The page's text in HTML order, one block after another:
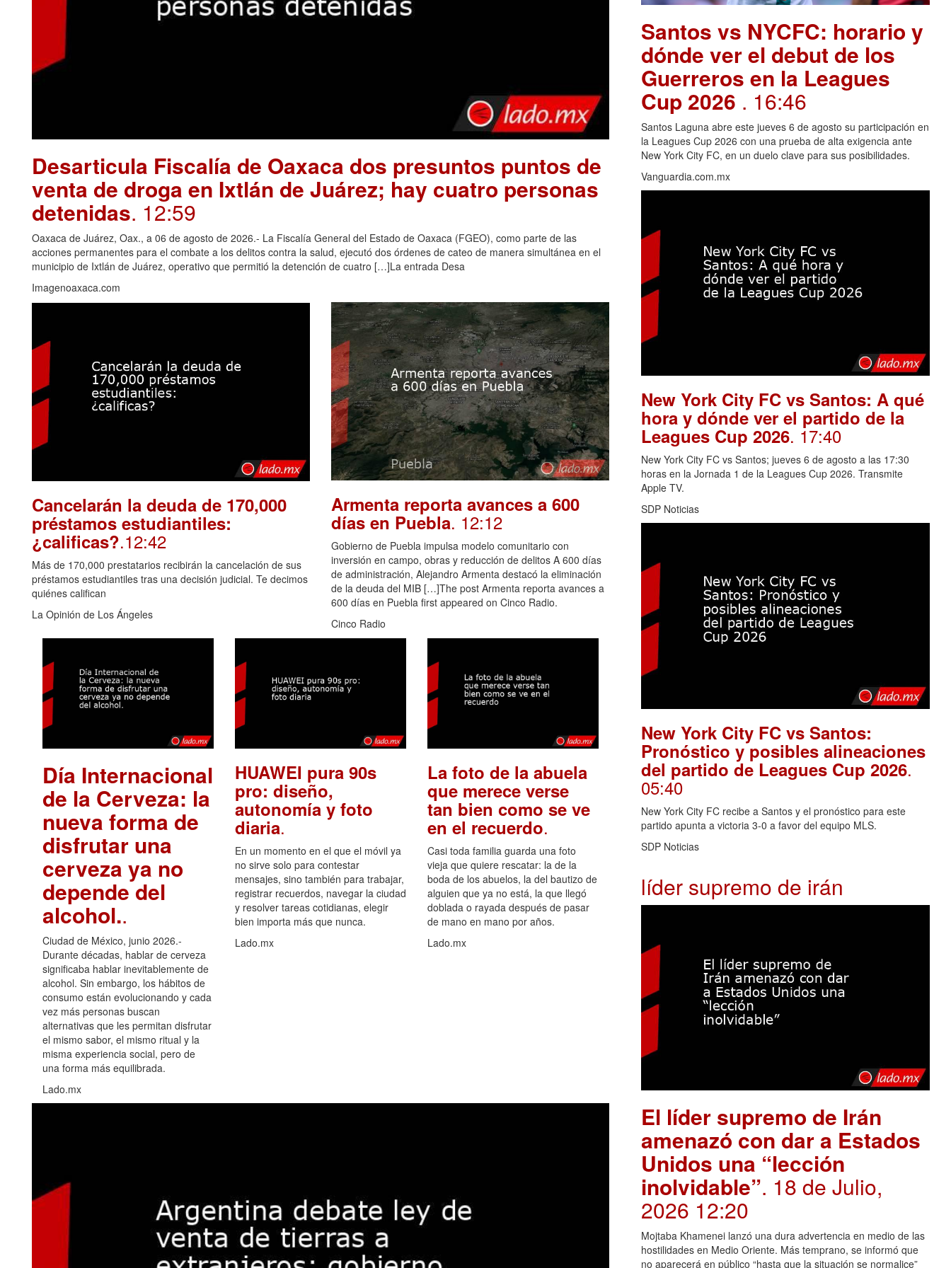
Desarticula Fiscalía de Oaxaca dos presuntos puntos de
venta de droga en Ixtlán de Juárez; hay cuatro personas
detenidas. 12:59
Oaxaca de Juárez, Oax., a 06 de agosto de 2026.- La Fiscalía General del Estado de Oaxaca (FGEO), como parte de las
acciones permanentes para el combate a los delitos contra la salud, ejecutó dos órdenes de cateo de manera simultánea en el
municipio de Ixtlán de Juárez, operativo que permitió la detención de cuatro […]La entrada Desa
Imagenoaxaca.com
Cancelarán la deuda de 170,000
préstamos estudiantiles:
¿calificas?.12:42
Más de 170,000 prestatarios recibirán la cancelación de sus
préstamos estudiantiles tras una decisión judicial. Te decimos
quiénes califican
La Opinión de Los Ángeles
Armenta reporta avances a 600
días en Puebla. 12:12
Gobierno de Puebla impulsa modelo comunitario con
inversión en campo, obras y reducción de delitos A 600 días
de administración, Alejandro Armenta destacó la eliminación
de la deuda del MIB […]The post Armenta reporta avances a
600 días en Puebla first appeared on Cinco Radio.
Cinco Radio
Día Internacional
de la Cerveza: la
nueva forma de
disfrutar una
cerveza ya no
depende del
alcohol..
Ciudad de México, junio 2026.-
Durante décadas, hablar de cerveza
significaba hablar inevitablemente de
alcohol. Sin embargo, los hábitos de
consumo están evolucionando y cada
vez más personas buscan
alternativas que les permitan disfrutar
el mismo sabor, el mismo ritual y la
misma experiencia social, pero de
una forma más equilibrada.
Lado.mx
HUAWEI pura 90s
pro: diseño,
autonomía y foto
diaria.
En un momento en el que el móvil ya
no sirve solo para contestar
mensajes, sino también para trabajar,
registrar recuerdos, navegar la ciudad
y resolver tareas cotidianas, elegir
bien importa más que nunca.
Lado.mx
La foto de la abuela
que merece verse
tan bien como se ve
en el recuerdo.
Casi toda familia guarda una foto
vieja que quiere rescatar: la de la
boda de los abuelos, la del bautizo de
alguien que ya no está, la que llegó
doblada o rayada después de pasar
de mano en mano por años.
Lado.mx
Santos vs NYCFC: horario y
dónde ver el debut de los
Guerreros en la Leagues
Cup 2026 . 16:46
Santos Laguna abre este jueves 6 de agosto su participación en
la Leagues Cup 2026 con una prueba de alta exigencia ante
New York City FC, en un duelo clave para sus posibilidades.
Vanguardia.com.mx
New York City FC vs Santos: A qué
hora y dónde ver el partido de la
Leagues Cup 2026. 17:40
New York City FC vs Santos; jueves 6 de agosto a las 17:30
horas en la Jornada 1 de la Leagues Cup 2026. Transmite
Apple TV.
SDP Noticias
New York City FC vs Santos:
Pronóstico y posibles alineaciones
del partido de Leagues Cup 2026.
05:40
New York City FC recibe a Santos y el pronóstico para este
partido apunta a victoria 3-0 a favor del equipo MLS.
SDP Noticias
líder supremo de irán
El líder supremo de Irán
amenazó con dar a Estados
Unidos una “lección
inolvidable”. 18 de Julio,
2026 12:20
Mojtaba Khamenei lanzó una dura advertencia en medio de las
hostilidades en Medio Oriente. Más temprano, se informó que
no aparecerá en público “hasta que la situación se normalice”